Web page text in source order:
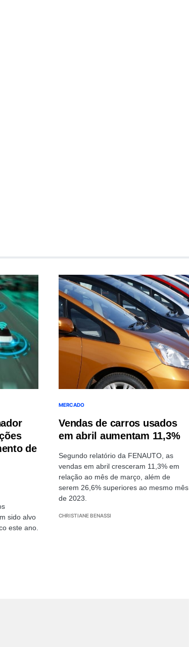
de
sido alvo
este ano.
MERCADO
Vendas de carros usados
em abril aumentam 11,3%
Segundo relatório da FENAUTO, as
vendas em abril cresceram 11,3% em
relação ao mês de março, além de
serem 26,6% superiores ao mesmo mês
de 2023.
CHRISTIANE BENASSI